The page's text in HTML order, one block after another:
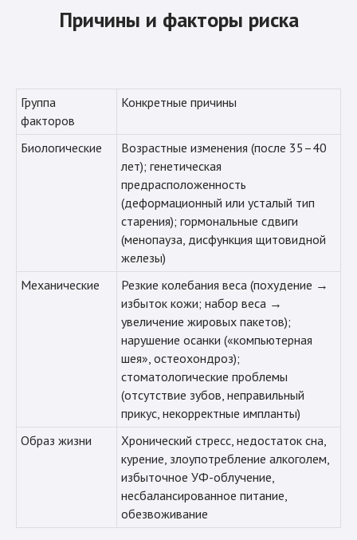
Причины и факторы риска
Группа
факторов
Конкретные причины
Биологические
Возрастные изменения (после 35–40
лет); генетическая
предрасположенность
(деформационный или усталый тип
старения); гормональные сдвиги
(менопауза, дисфункция щитовидной
железы)
Механические
Резкие колебания веса (похудение →
избыток кожи; набор веса →
увеличение жировых пакетов);
нарушение осанки («компьютерная
шея», остеохондроз);
стоматологические проблемы
(отсутствие зубов, неправильный
прикус, некорректные импланты)
Образ жизни
Хронический стресс, недостаток сна,
курение, злоупотребление алкоголем,
избыточное УФ-облучение,
несбалансированное питание,
обезвоживание